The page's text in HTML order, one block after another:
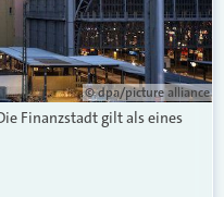
© dpa/picture alliance
Finanzstadt gilt als eines